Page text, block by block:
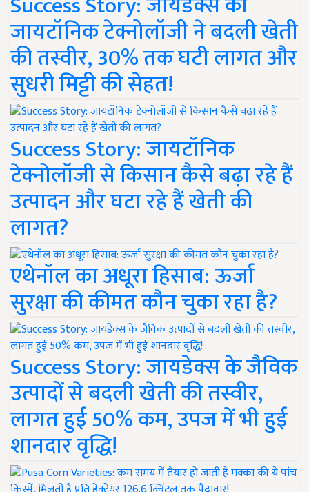
जायटॉनिक टेक्नोलॉजी ने बदली खेती
की तस्वीर, 30% तक घटी लागत और
सुधरी मिट्टी की सेहत!
Success Story: जायटॉनिक
टेक्नोलॉजी से किसान कैसे बढ़ा रहे हैं
उत्पादन और घटा रहे हैं खेती की
लागत?
एथेनॉल का अधूरा हिसाब: ऊर्जा
सुरक्षा की कीमत कौन चुका रहा है?
Success Story: जायडेक्स के जैविक
उत्पादों से बदली खेती की तस्वीर,
लागत हुई 50% कम, उपज में भी हुई
शानदार वृद्धि!